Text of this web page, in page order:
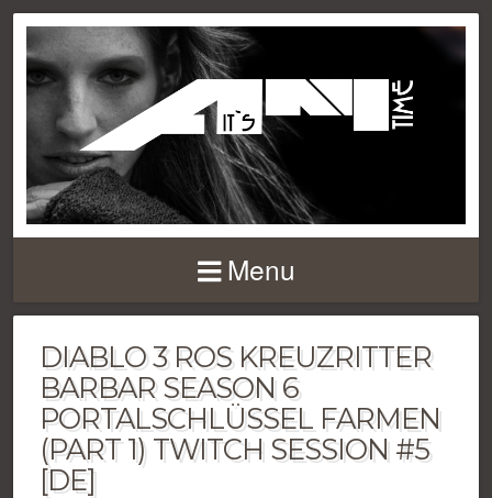
Menu
DIABLO 3 ROS KREUZRITTER
BARBAR SEASON 6
PORTALSCHLÜSSEL FARMEN
(PART 1) TWITCH SESSION #5
[DE]